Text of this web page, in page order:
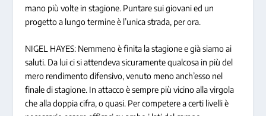
mano più volte in stagione. Puntare sui giovani ed un
progetto a lungo termine è l’unica strada, per ora.
NIGEL HAYES: Nemmeno è finita la stagione e già siamo ai
saluti. Da lui ci si attendeva sicuramente qualcosa in più del
mero rendimento difensivo, venuto meno anch’esso nel
finale di stagione. In attacco è sempre più vicino alla virgola
che alla doppia cifra, o quasi. Per competere a certi livelli è